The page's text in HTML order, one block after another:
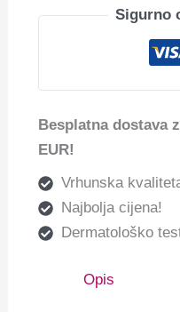
Sigurno
Besplatna dostava
EUR!
Vrhunska
Najbolja cijena!
Dermatološko
Opis